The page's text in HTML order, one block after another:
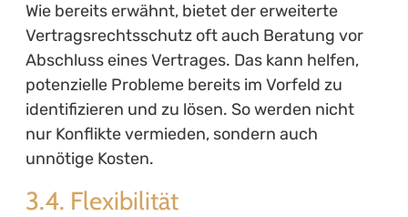
Wie bereits erwähnt, bietet der erweiterte
Vertragsrechtsschutz oft auch Beratung vor
Abschluss eines Vertrages. Das kann helfen,
potenzielle Probleme bereits im Vorfeld zu
identifizieren und zu lösen. So werden nicht
nur Konflikte vermieden, sondern auch
unnötige Kosten.
3.4. Flexibilität